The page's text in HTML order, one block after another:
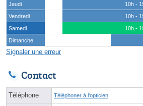
Jeudi
10h -
Vendredi
10h -
Samedi
10h -
Dimanche
Signaler une erreur
Contact
Téléphone Téléphoner à l'opticien